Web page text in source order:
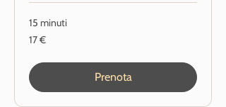
15 minuti
17
euro
17 €
Prenota